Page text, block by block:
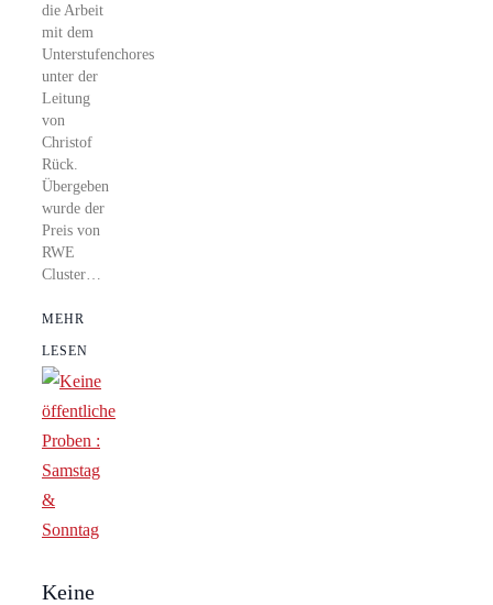
die Arbeit
mit dem
Unterstufenchores
unter der
Leitung
von
Christof
Rück.
Übergeben
wurde der
Preis von
RWE
Cluster…
MEHR
LESEN
Keine